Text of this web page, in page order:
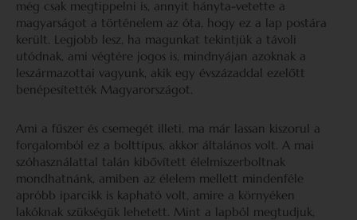
még csak megtippelni is, annyit hányta-vetette a
magyarságot a történelem az óta, hogy ez a lap postára
került. Legjobb lesz, ha magunkat tekintjük a távoli
utódnak, ami végtére jogos is, mindnyájan azoknak a
leszármazottai vagyunk, akik egy évszázaddal ezelőtt
benépesítették Magyarországot.
Ami a fűszer és csemegét illeti, ma már lassan kiszorul a
forgalomból ez a bolttípus, akkor általános volt. A mai
szóhasználattal talán kibővített élelmiszerboltnak
mondhatnánk, amiben az élelem mellett mindenféle
apróbb iparcikk is kapható volt, amire a környéken
lakóknak szükségük lehetett. Mint a lapból megtudjuk,